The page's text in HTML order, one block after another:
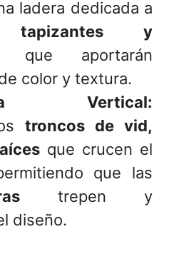
ladera dedicada a
tapizantes y
que aportarán
color y textura.
Vertical:
troncos de vid,
que crucen el
que las
trepen y
diseño.